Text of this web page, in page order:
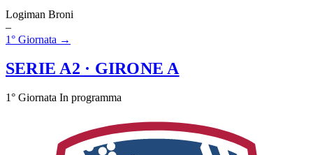
Logiman Broni
–
1° Giornata →
SERIE A2 · GIRONE A
1° Giornata In programma